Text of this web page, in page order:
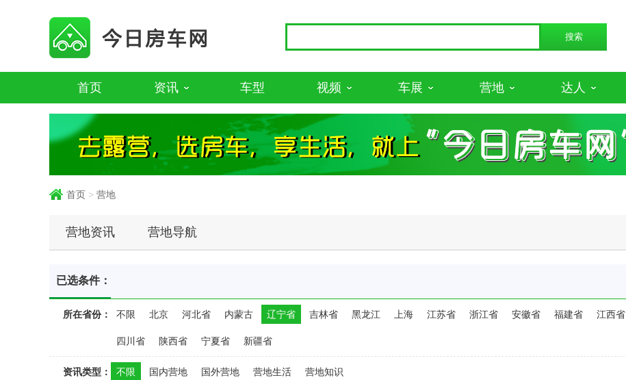
首页 资讯 车型 视频 车展 营地 达人
首页 > 营地
营地资讯 营地导航
已选条件：
所在省份： 不限 北京 河北省 内蒙古 辽宁省 吉林省 黑龙江 上海 江苏省 浙江省 安徽省 福建省 江西省
四川省 陕西省 宁夏省 新疆省
资讯类型： 不限 国内营地 国外营地 营地生活 营地知识